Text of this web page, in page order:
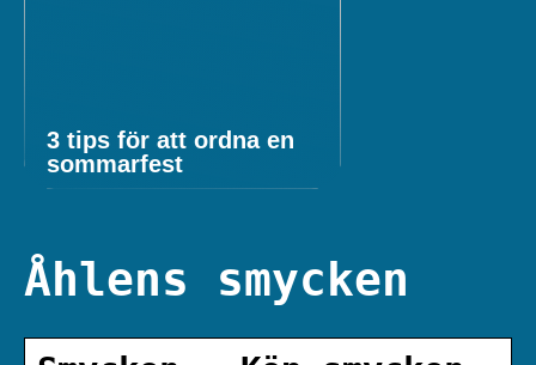
3 tips för att ordna en
sommarfest
Åhlens smycken